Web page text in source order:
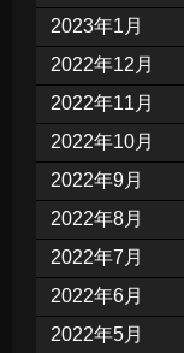
2023年1月
2022年12月
2022年11月
2022年10月
2022年9月
2022年8月
2022年7月
2022年6月
2022年5月